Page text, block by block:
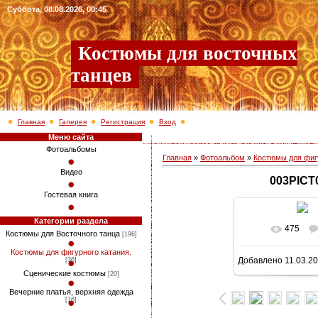
Суббота, 08.08.2026, 00:45
Костюмы для восточных
танцев
Главная Галерея Регистрация Вход
Меню сайта
Фотоальбомы
Видео
Гостевая книга
Категории раздела
Костюмы для Восточного танца [196]
Костюмы для фигурного катания.
[36]
Сценические костюмы [20]
Вечерние платья, верхняя одежда
[16]
Главная » Фотоальбом » Костюмы для
В
746x1024/
475
Добавлено